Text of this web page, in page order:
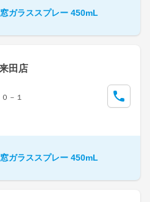
ガラススプレー 450mL
田店
－１
ガラススプレー 450mL